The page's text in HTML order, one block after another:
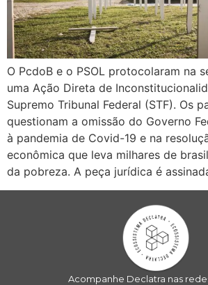
O PcdoB e o PSOL protocolaram na
uma Ação Direta de
Supremo Tribunal Federal (STF). Os
questionam a omissão do Governo
à pandemia de Covid-19 e na
econômica que leva milhares de
da pobreza. A peça jurídica é
Acompanhe Declatra nas